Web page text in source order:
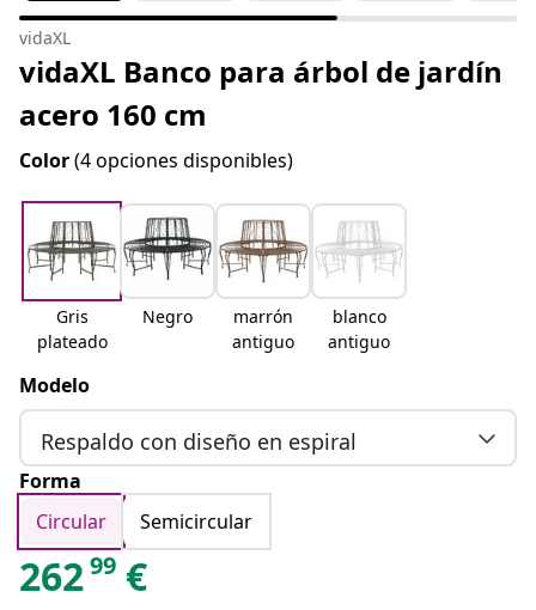
vidaXL
vidaXL Banco para árbol de jardín
acero 160 cm
Color(4 opciones disponibles)
Gris
plateado
Negro
marrón
antiguo
blanco
antiguo
Modelo
Respaldo con diseño en espiral
Forma
Circular
Semicircular
26299 €